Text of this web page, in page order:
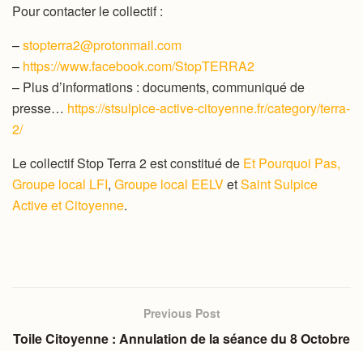
Pour contacter le collectif :
–stopterra2@protonmail.com
– https://www.facebook.com/StopTERRA2
– Plus d’informations : documents, communiqué de
presse… https://stsulpice-active-citoyenne.fr/category/terra-
2/
Le collectif Stop Terra 2 est constitué de Et Pourquoi Pas,
Groupe local LFI, Groupe local EELVetSaint Sulpice
Active et Citoyenne.
Previous Post
Toile Citoyenne : Annulation de la séance du 8 Octobre